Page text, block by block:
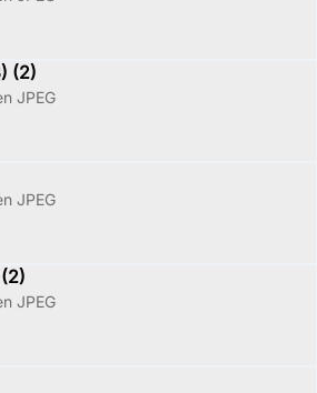
(2)
JPEG
JPEG
JPEG